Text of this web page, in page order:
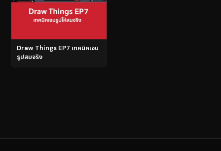
Draw Things EP7 เทคนิคเจน
รูปสมจริง